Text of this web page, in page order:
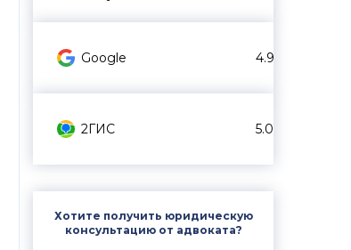
Google 4.9
2ГИС 5.0
Хотите получить юридическую
консультацию от адвоката?